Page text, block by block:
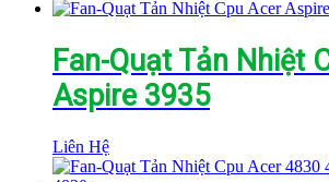
Fan-Quạt Tản Nhiệt
Aspire 3935
Liên Hệ